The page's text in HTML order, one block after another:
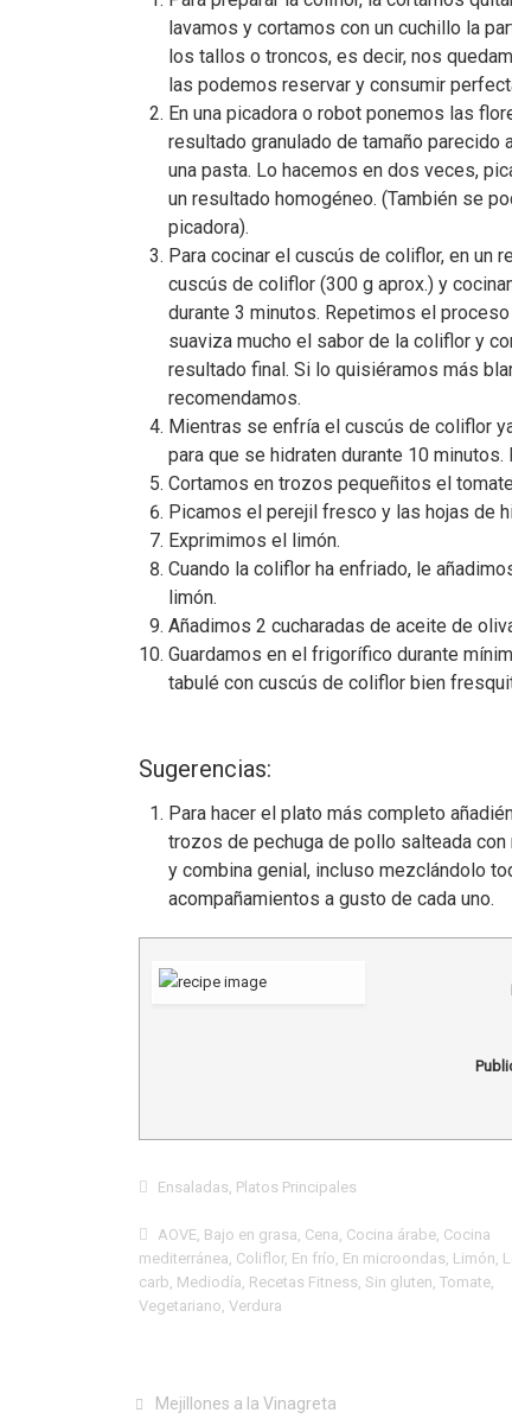
lavamos y cortamos con un cuchillo la
los tallos o troncos, es decir, nos
las podemos reservar y consumir
En una picadora o robot ponemos las
resultado granulado de tamaño parecido
una pasta. Lo hacemos en dos veces,
un resultado homogéneo. (También se
picadora).
Para cocinar el cuscús de coliflor, en un
cuscús de coliflor (300 g aprox.) y
durante 3 minutos. Repetimos el
suaviza mucho el sabor de la coliflor y
resultado final. Si lo quisiéramos más
recomendamos.
Mientras se enfría el cuscús de coliflor
para que se hidraten durante 10
Cortamos en trozos pequeñitos el
Picamos el perejil fresco y las hojas de
Exprimimos el limón.
Cuando la coliflor ha enfriado, le
limón.
Añadimos 2 cucharadas de aceite de
Guardamos en el frigorífico durante
tabulé con cuscús de coliflor bien
Sugerencias:
Para hacer el plato más completo
trozos de pechuga de pollo salteada
y combina genial, incluso mezclándolo
acompañamientos a gusto de cada uno.
Ensaladas Platos Principales
AOVE Bajo en grasa Cena Cocina árabe Cocina
mediterránea Coliflor, En frío En microondas Limón
carb Mediodía Recetas Fitness Sin gluten Tomate
Vegetariano Verdura
Mejillones a la Vinagreta